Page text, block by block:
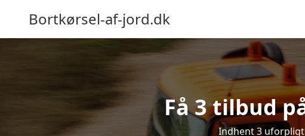
Bortkørsel-af-jord.dk
Få 3 tilbud
Indhent 3